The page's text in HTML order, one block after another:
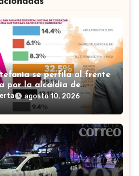
se perfila al frente
por la alcaldía de
agosto 10, 2026